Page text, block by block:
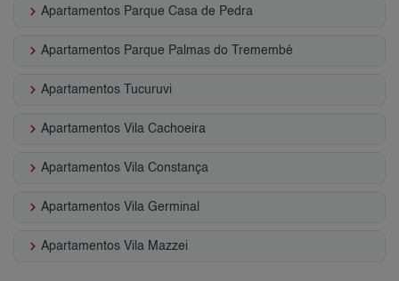
keyboard_arrow_right Apartamentos Parque Casa de Pedra
keyboard_arrow_right Apartamentos Parque Palmas do Tremembé
keyboard_arrow_right Apartamentos Tucuruvi
keyboard_arrow_right Apartamentos Vila Cachoeira
keyboard_arrow_right Apartamentos Vila Constança
keyboard_arrow_right Apartamentos Vila Germinal
keyboard_arrow_right Apartamentos Vila Mazzei